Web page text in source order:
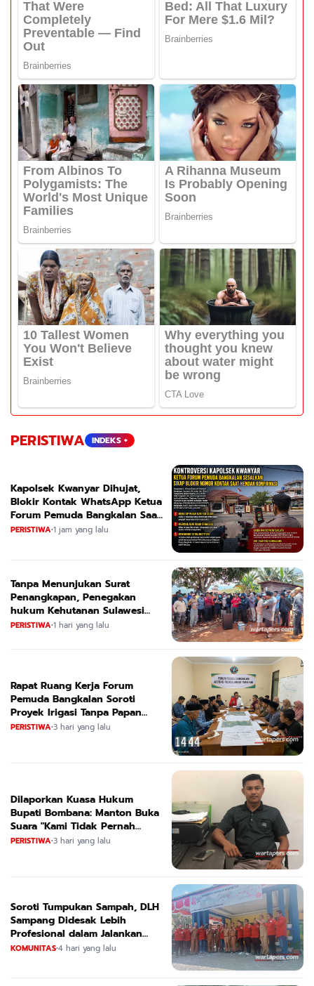
PERISTIWA INDEKS +
Kapolsek Kwanyar Dihujat,
Blokir Kontak WhatsApp Ketua
Forum Pemuda Bangkalan Saat
Dikonfirmasi
PERISTIWA•1 jam yang lalu
Tanpa Menunjukan Surat
Penangkapan, Penegakan
hukum Kehutanan Sulawesi
Selatan Culik Petani Ladah Di
PERISTIWA•1 hari yang lalu
Rapat Ruang Kerja Forum
Pemuda Bangkalan Soroti
Proyek Irigasi Tanpa Papan
Nama
PERISTIWA•3 hari yang lalu
Dilaporkan Kuasa Hukum
Bupati Bombana: Manton Buka
Suara "Kami Tidak Pernah
Menutup Ruang Hak Jawab"
PERISTIWA•3 hari yang lalu
Soroti Tumpukan Sampah, DLH
Sampang Didesak Lebih
Profesional dalam Jalankan
Tugas
KOMUNITAS•4 hari yang lalu